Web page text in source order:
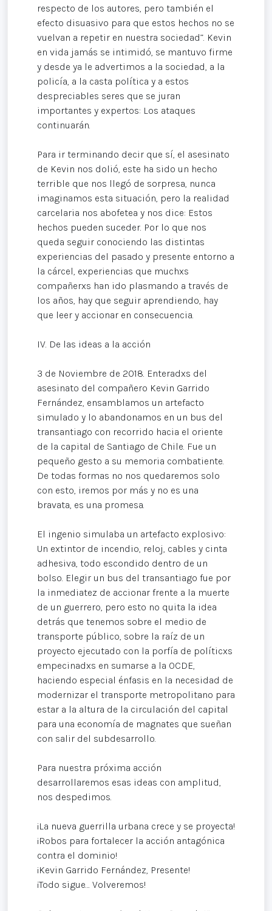
respecto de los autores, pero también el
efecto disuasivo para que estos hechos no se
vuelvan a repetir en nuestra sociedad”. Kevin
en vida jamás se intimidó, se mantuvo firme
y desde ya le advertimos a la sociedad, a la
policía, a la casta política y a estos
despreciables seres que se juran
importantes y expertos: Los ataques
continuarán.
Para ir terminando decir que sí, el asesinato
de Kevin nos dolió, este ha sido un hecho
terrible que nos llegó de sorpresa, nunca
imaginamos esta situación, pero la realidad
carcelaria nos abofetea y nos dice: Estos
hechos pueden suceder. Por lo que nos
queda seguir conociendo las distintas
experiencias del pasado y presente entorno a
la cárcel, experiencias que muchxs
compañerxs han ido plasmando a través de
los años, hay que seguir aprendiendo, hay
que leer y accionar en consecuencia.
IV. De las ideas a la acción
3 de Noviembre de 2018. Enteradxs del
asesinato del compañero Kevin Garrido
Fernández, ensamblamos un artefacto
simulado y lo abandonamos en un bus del
transantiago con recorrido hacia el oriente
de la capital de Santiago de Chile. Fue un
pequeño gesto a su memoria combatiente.
De todas formas no nos quedaremos solo
con esto, iremos por más y no es una
bravata, es una promesa.
El ingenio simulaba un artefacto explosivo:
Un extintor de incendio, reloj, cables y cinta
adhesiva, todo escondido dentro de un
bolso. Elegir un bus del transantiago fue por
la inmediatez de accionar frente a la muerte
de un guerrero, pero esto no quita la idea
detrás que tenemos sobre el medio de
transporte público, sobre la raíz de un
proyecto ejecutado con la porfía de políticxs
empecinadxs en sumarse a la OCDE,
haciendo especial énfasis en la necesidad de
modernizar el transporte metropolitano para
estar a la altura de la circulación del capital
para una economía de magnates que sueñan
con salir del subdesarrollo.
Para nuestra próxima acción
desarrollaremos esas ideas con amplitud,
nos despedimos.
¡La nueva guerrilla urbana crece y se proyecta!
¡Robos para fortalecer la acción antagónica
contra el dominio!
¡Kevin Garrido Fernández, Presente!
¡Todo sigue… Volveremos!